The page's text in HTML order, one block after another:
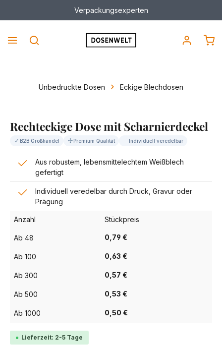
Verpackungsexperten
Unbedruckte Dosen Eckige Blechdosen
Rechteckige Dose mit Scharnierdeckel
✓ B2B Großhandel ✣Premium Qualität Individuell veredelbar
Aus robustem, lebensmittelechtem Weißblech
gefertigt
Individuell veredelbar durch Druck, Gravur oder
Prägung
Anzahl Stückpreis
Ab 48 0,79 €
Ab 100 0,63 €
Ab 300 0,57 €
Ab 500 0,53 €
Ab 1000 0,50 €
Lieferzeit: 2-5 Tage